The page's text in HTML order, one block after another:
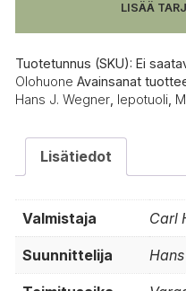
tammi
määrä
LISÄÄ
Tuotetunnus (SKU): Ei
Olohuone Avainsanat
Hans J. Wegner lepotuoli
Lisätiedot
Valmistaja Carl
Suunnittelija